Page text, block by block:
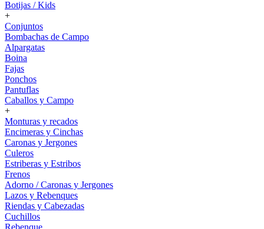
Botijas / Kids
+
Conjuntos
Bombachas de Campo
Alpargatas
Boina
Fajas
Ponchos
Pantuflas
Caballos y Campo
+
Monturas y recados
Encimeras y Cinchas
Caronas y Jergones
Culeros
Estriberas y Estribos
Frenos
Adorno / Caronas y Jergones
Lazos y Rebenques
Riendas y Cabezadas
Cuchillos
Rebenque